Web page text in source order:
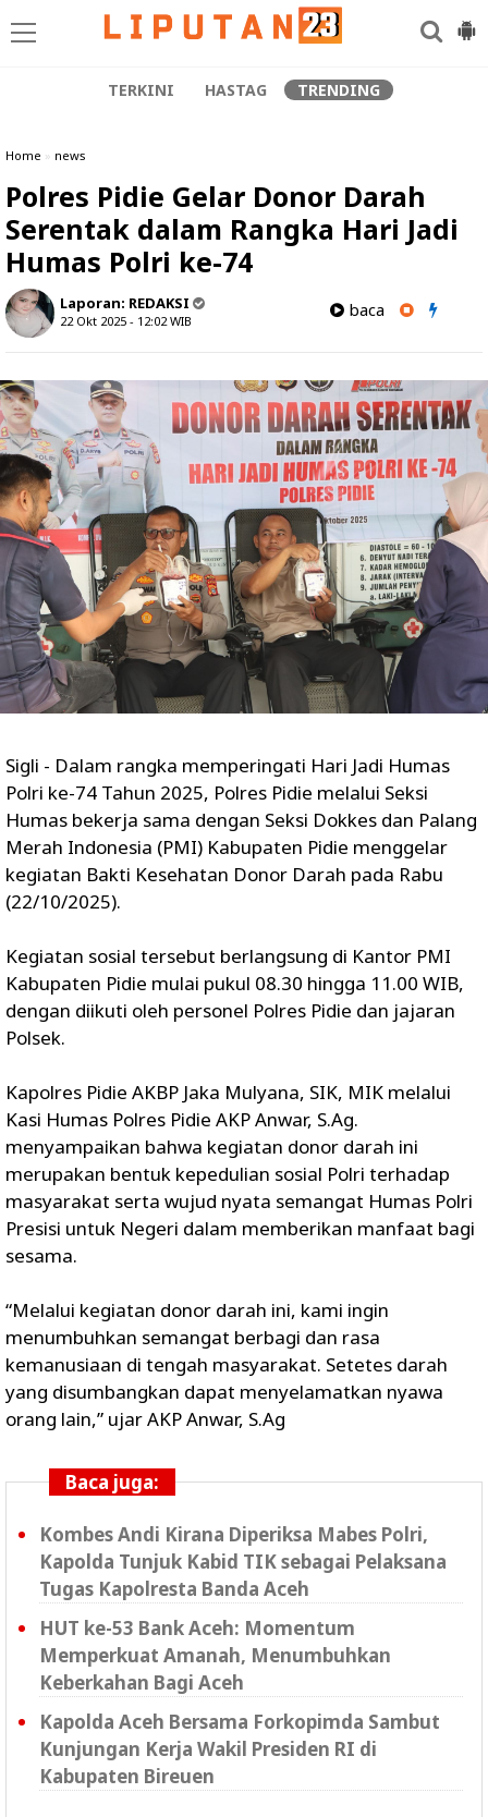
TERKINI HASTAG TRENDING
Home » news
Polres Pidie Gelar Donor Darah
Serentak dalam Rangka Hari Jadi
Humas Polri ke-74
Laporan: REDAKSI
22 Okt 2025 - 12:02WIB
baca
Sigli - Dalam rangka memperingati Hari Jadi Humas
Polri ke-74 Tahun 2025, Polres Pidie melalui Seksi
Humas bekerja sama dengan Seksi Dokkes dan Palang
Merah Indonesia (PMI) Kabupaten Pidie menggelar
kegiatan Bakti Kesehatan Donor Darah pada Rabu
(22/10/2025).
Kegiatan sosial tersebut berlangsung di Kantor PMI
Kabupaten Pidie mulai pukul 08.30 hingga 11.00 WIB,
dengan diikuti oleh personel Polres Pidie dan jajaran
Polsek.
Kapolres Pidie AKBP Jaka Mulyana, SIK, MIK melalui
Kasi Humas Polres Pidie AKP Anwar, S.Ag.
menyampaikan bahwa kegiatan donor darah ini
merupakan bentuk kepedulian sosial Polri terhadap
masyarakat serta wujud nyata semangat Humas Polri
Presisi untuk Negeri dalam memberikan manfaat bagi
sesama.
“Melalui kegiatan donor darah ini, kami ingin
menumbuhkan semangat berbagi dan rasa
kemanusiaan di tengah masyarakat. Setetes darah
yang disumbangkan dapat menyelamatkan nyawa
orang lain,” ujar AKP Anwar, S.Ag
Baca juga:
Kombes Andi Kirana Diperiksa Mabes Polri,
Kapolda Tunjuk Kabid TIK sebagai Pelaksana
Tugas Kapolresta Banda Aceh
HUT ke-53 Bank Aceh: Momentum
Memperkuat Amanah, Menumbuhkan
Keberkahan Bagi Aceh
Kapolda Aceh Bersama Forkopimda Sambut
Kunjungan Kerja Wakil Presiden RI di
Kabupaten Bireuen